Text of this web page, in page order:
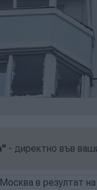
- директно във
в резултат